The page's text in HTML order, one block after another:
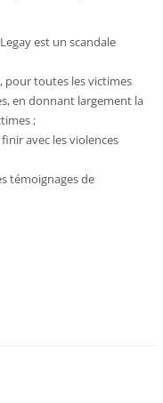
est un scandale
pour toutes les victimes
en donnant largement la
;
avec les violences
témoignages de